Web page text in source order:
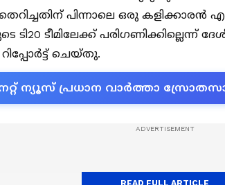
പിന്നാലെ ഒരു കളിക്കാരൻ
ടി20 ടീമിലേക്ക് പരിഗണിക്കില്ലെന്ന്
ചെയ്തു.
ന്യൂസ് പ്രധാന വാർത്താ
READ FULL ARTICLE